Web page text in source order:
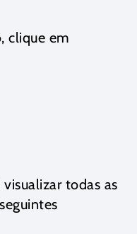
clique em
todas as